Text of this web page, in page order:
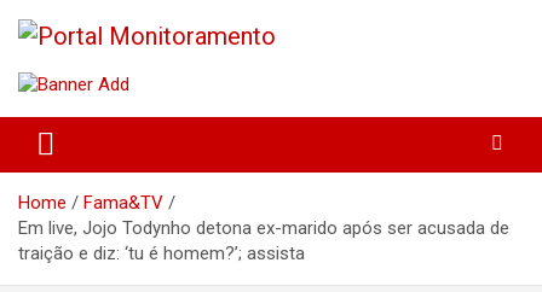
Portal Monitoramento
Home
Fama&TV
Em live, Jojo Todynho detona ex-marido após ser acusada de
traição e diz: ‘tu é homem?’; assista